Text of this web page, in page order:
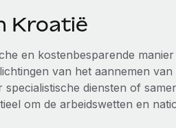
Kroatië
en kostenbesparende
van het aannemen van
diensten of
om de arbeidswetten en